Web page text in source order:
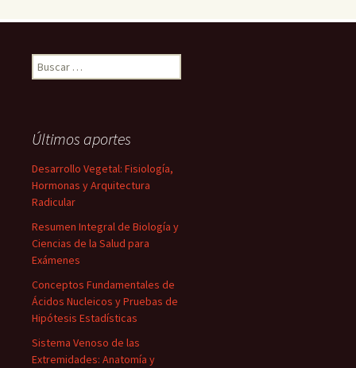
Buscar:
Últimos aportes
Desarrollo Vegetal: Fisiología,
Hormonas y Arquitectura
Radicular
Resumen Integral de Biología y
Ciencias de la Salud para
Exámenes
Conceptos Fundamentales de
Ácidos Nucleicos y Pruebas de
Hipótesis Estadísticas
Sistema Venoso de las
Extremidades: Anatomía y